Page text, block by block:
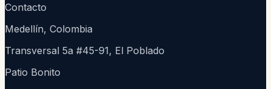
Contacto
Medellín, Colombia
Transversal 5a #45-91, El Poblado
Patio Bonito